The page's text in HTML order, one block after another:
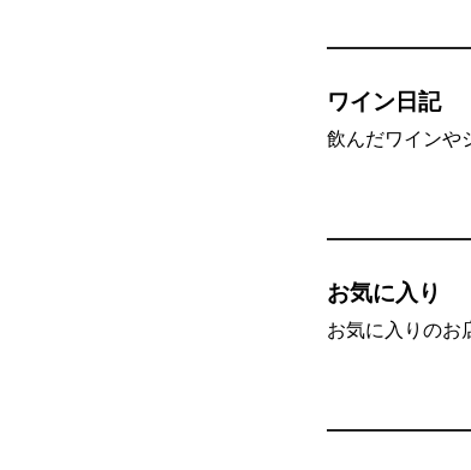
ワイン日記
飲んだワインや
お気に入り
お気に入りのお